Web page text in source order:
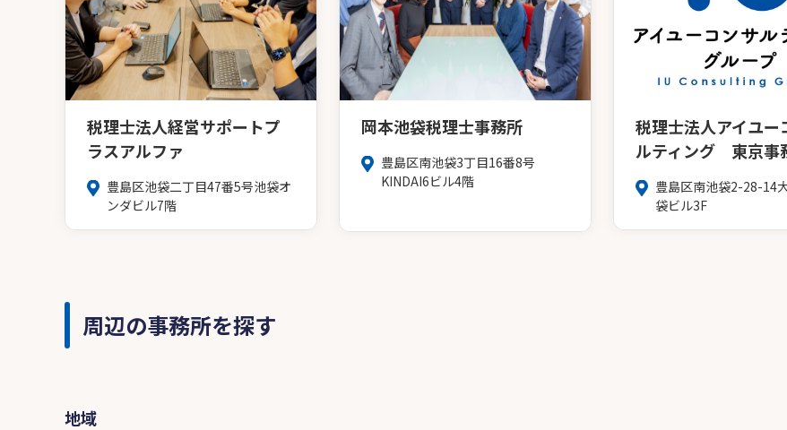
税理士法人経営サポートプ
ラスアルファ
豊島区池袋二丁目47番5号池袋オ
ンダビル7階
岡本池袋税理士事務所
豊島区南池袋3丁目16番8号
KINDAI6ビル4階
税理士法人アイユー
ルティング 東京事
豊島区南池袋2-28-14
袋ビル3F
周辺の事務所を探す
地域